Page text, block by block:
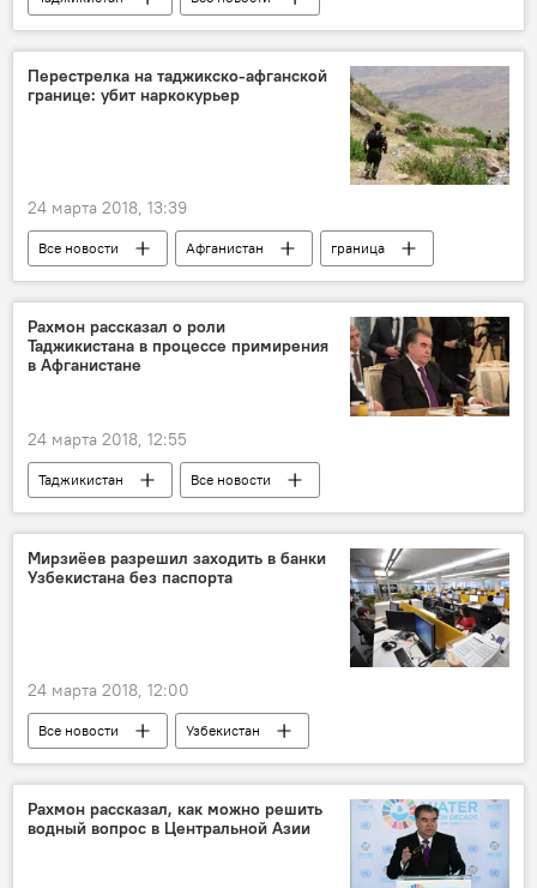
Узбекистан
Эмомали Рахмон
Шавкат Мирзиёев
выставка
текстиль
Перестрелка на таджикско-афганской
границе: убит наркокурьер
24 марта 2018, 13:39
Все новости Афганистан
граница
наркотики
Афганистан и Таджикистан: новости на границе
Центральная Азия
Таджикистан
Рахмон рассказал о роли
Таджикистана в процессе примирения
в Афганистане
24 марта 2018, 12:55
Таджикистан
Все новости
Афганистан
Эмомали Рахмон
Афганистан и Таджикистан: новости на границе
Мирзиёев разрешил заходить в банки
Узбекистана без паспорта
24 марта 2018, 12:00
Все новости
Узбекистан
удостоверение
Центральная Азия
банк
Рахмон рассказал, как можно решить
водный вопрос в Центральной Азии